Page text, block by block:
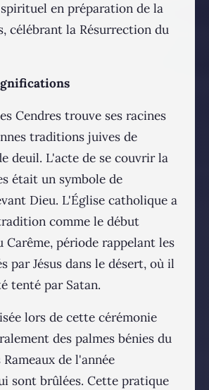
en préparation de la
célébrant la Résurrection du
Cendres trouve ses racines
traditions juives de
deuil. L'acte de se couvrir la
était un symbole de
Dieu. L'Église catholique a
comme le début
Carême, période rappelant les
par Jésus dans le désert, où il
tenté par Satan.
lors de cette cérémonie
des palmes bénies du
de l'année
sont brûlées. Cette pratique